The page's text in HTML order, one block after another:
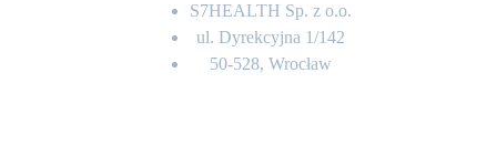
S7HEALTH Sp. z o.o.
ul. Dyrekcyjna 1/142
50-528, Wrocław